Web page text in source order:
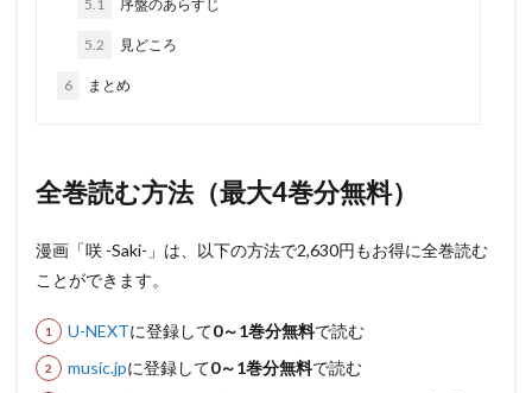
5.1 序盤のあらすじ
5.2 見どころ
6 まとめ
全巻読む方法（最大4巻分無料）
漫画「咲 -Saki-」は、以下の方法で2,630円もお得に全巻読む
ことができます。
U-NEXTに登録して0～1巻分無料で読む
music.jpに登録して0～1巻分無料で読む